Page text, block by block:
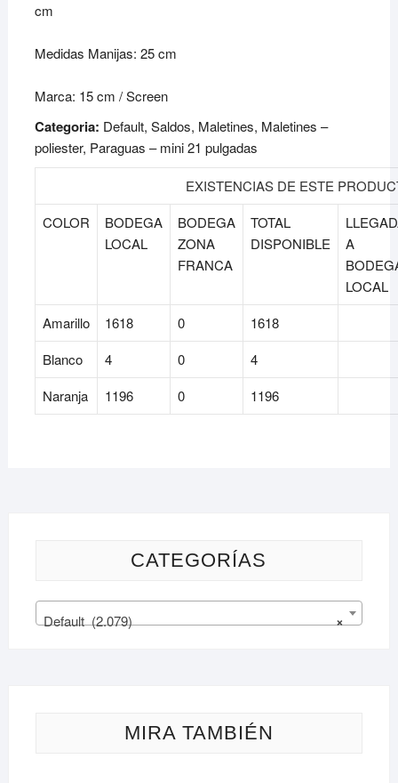
cm
Medidas Manijas: 25 cm
Marca: 15 cm / Screen
Categoria: Default, Saldos, Maletines, Maletines –
poliester, Paraguas – mini 21 pulgadas
EXISTENCIAS DE ESTE
COLOR
BODEGA
LOCAL
BODEGA
ZONA
FRANCA
TOTAL
DISPONIBLE
A
LOCAL
Amarillo
1618 0
1618
Blanco
4 0
4
Naranja
1196 0 1196
CATEGORÍAS
×
Default (2.079)
MIRA TAMBIÉN